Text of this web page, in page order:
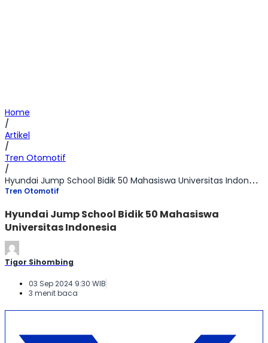
Home
/
Artikel
/
Tren Otomotif
/
Hyundai Jump School Bidik 50 Mahasiswa Universitas Indonesia
Tren Otomotif
Hyundai Jump School Bidik 50 Mahasiswa
Universitas Indonesia
Tigor Sihombing
03 Sep 2024 9:30 WIB
3 menit baca